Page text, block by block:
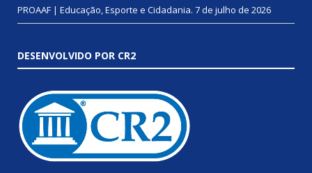
PROAAF | Educação, Esporte e Cidadania. 7 de julho de 2026
DESENVOLVIDO POR CR2